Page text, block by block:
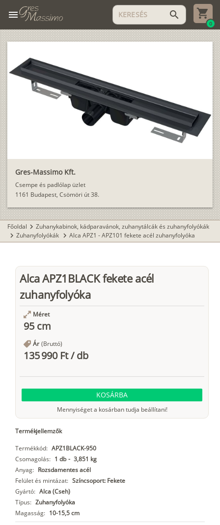
menu search
0
Gres-Massimo Kft.
Csempe és padlólap üzlet
1161 Budapest, Csömöri út 38.
Főoldal chevron_right Zuhanykabinok, kádparavánok, zuhanytálcák és zuhanyfolyókák
chevron_right Zuhanyfolyókák chevron_right Alca APZ1 - APZ101 fekete acél zuhanyfolyóka
Alca APZ1BLACK fekete acél
zuhanyfolyóka
Méret
95 cm
Ár (Bruttó)
135 990 Ft/db
KOSÁRBA
Mennyiséget a kosárban tudja beállítani!
Termékjellemzők
Termékkód: APZ1BLACK-950
Csomagolás: 1 db - 3,851 kg
Anyag: Rozsdamentes acél
Felület és mintázat: Színcsoport: Fekete
Gyártó: Alca (Cseh)
Típus: Zuhanyfolyóka
Magasság: 10-15,5 cm